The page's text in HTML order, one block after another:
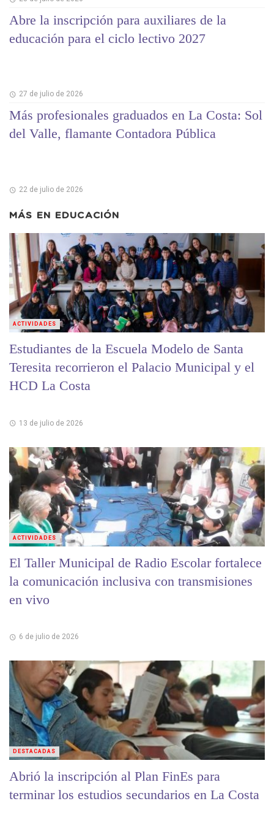
Abre la inscripción para auxiliares de la
educación para el ciclo lectivo 2027
27 de julio de 2026
Más profesionales graduados en La Costa: Sol
del Valle, flamante Contadora Pública
22 de julio de 2026
MÁS EN EDUCACIÓN
Estudiantes de la Escuela Modelo de Santa
Teresita recorrieron el Palacio Municipal y el
HCD La Costa
13 de julio de 2026
ACTIVIDADES
El Taller Municipal de Radio Escolar fortalece
la comunicación inclusiva con transmisiones
en vivo
6 de julio de 2026
ACTIVIDADES
Abrió la inscripción al Plan FinEs para
terminar los estudios secundarios en La Costa
DESTACADAS